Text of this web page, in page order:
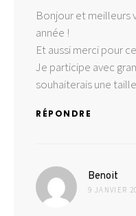
Bonjour et meilleurs
année !
Et aussi merci pour
Je participe avec
souhaiterais une
RÉPONDRE
Benoit
9 JANVIER